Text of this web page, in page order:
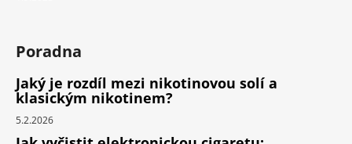
Poradna
Jaký je rozdíl mezi nikotinovou solí a
klasickým nikotinem?
5.2.2026